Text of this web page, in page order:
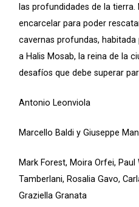
las profundidades de la
encarcelar para poder
cavernas profundas,
a Halis Mosab, la reina de la
desafíos que debe superar
Antonio Leonviola
Marcello Baldi y Giuseppe
Mark Forest, Moira Orfei,
Tamberlani, Rosalia Gavo,
Graziella Granata